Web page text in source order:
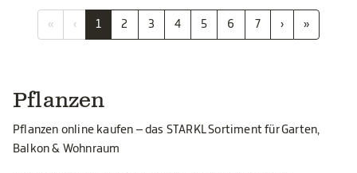
« ‹ 1 2 3 4 5 6 7 › »
Pflanzen
Pflanzen online kaufen – das STARKL Sortiment für Garten,
Balkon & Wohnraum